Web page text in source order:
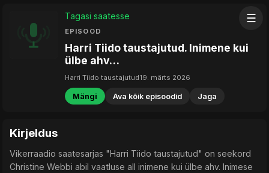
☰
Tagasi saatesse
EPISOOD
Harri Tiido taustajutud. Inimene kui
ülbe ahv…
Harri Tiido taustajutud19. märts 2026
Mängi Ava kõik episoodid Jaga
Kirjeldus
Vikerraadio saatesarjas "Harri Tiido taustajutud" on seekord
Christine Webbi abil vaatluse all inimene kui ülbe ahv. Inimese